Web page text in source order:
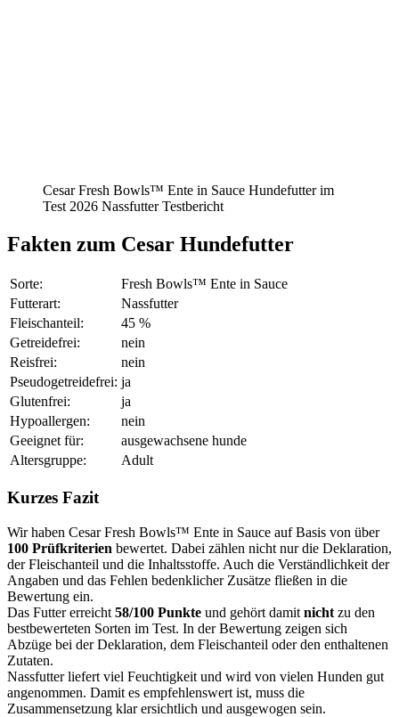
Cesar Fresh Bowls™ Ente in Sauce Hundefutter im
Test 2026 Nassfutter Testbericht
Fakten zum Cesar Hundefutter
Sorte:
Fresh Bowls™ Ente in Sauce
Futterart:
Nassfutter
Fleischanteil:
45 %
Getreidefrei:
nein
Reisfrei:
nein
Pseudogetreidefrei: ja
Glutenfrei:
ja
Hypoallergen:
nein
Geeignet für:
ausgewachsene hunde
Altersgruppe:
Adult
Kurzes Fazit
Wir haben Cesar Fresh Bowls™ Ente in Sauce auf Basis von über
100 Prüfkriterien bewertet. Dabei zählen nicht nur die Deklaration,
der Fleischanteil und die Inhaltsstoffe. Auch die Verständlichkeit der
Angaben und das Fehlen bedenklicher Zusätze fließen in die
Bewertung ein.
Das Futter erreicht 58/100 Punkte und gehört damit nicht zu den
bestbewerteten Sorten im Test. In der Bewertung zeigen sich
Abzüge bei der Deklaration, dem Fleischanteil oder den enthaltenen
Zutaten.
Nassfutter liefert viel Feuchtigkeit und wird von vielen Hunden gut
angenommen. Damit es empfehlenswert ist, muss die
Zusammensetzung klar ersichtlich und ausgewogen sein.